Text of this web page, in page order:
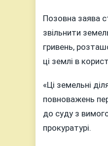
Позовна заява
звільнити
гривень,
ці землі в
«Ці земельні
повноважень
до суду з
прокуратурі.